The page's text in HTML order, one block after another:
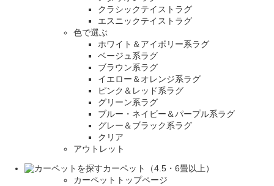
クラシックテイストラグ
エスニックテイストラグ
色で選ぶ
ホワイト＆アイボリー系ラグ
ベージュ系ラグ
ブラウン系ラグ
イエロー＆オレンジ系ラグ
ピンク＆レッド系ラグ
グリーン系ラグ
ブルー・ネイビー＆パープル系ラグ
グレー＆ブラック系ラグ
クリア
アウトレット
カーペット（4.5・6畳以上）
カーペットトップページ